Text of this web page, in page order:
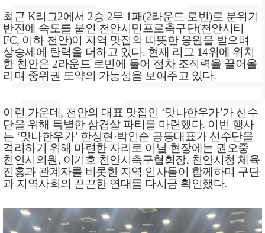
최근 K리그2에서 2승 2무 1패(2라운드 로빈)로 분위기
반전에 속도를 붙인 천안시민프로축구단(천안시티
FC, 이하 천안)이 지역 맛집의 따뜻한 응원을 받으며
상승세에 탄력을 더하고 있다. 현재 리그 14위에 위치
한 천안은 2라운드 로빈에 들어 점차 조직력을 끌어올
리며 중위권 도약의 가능성을 보여주고 있다.
이런 가운데, 천안의 대표 맛집인 ‘맛나한우가’가 선수
단을 위해 특별한 삼겹살 파티를 마련했다. 이번 행사
는 ‘맛나한우가’ 한상현 ·박인순 공동대표가 선수단을
격려하기 위해 마련한 자리로 이날 현장에는 권오중
천안시의원, 이기호 천안시축구협회장, 천안시청 체육
진흥과 관계자를 비롯한 지역 인사들이 함께하며 구단
과 지역사회의 끈끈한 연대를 다시금 확인했다.